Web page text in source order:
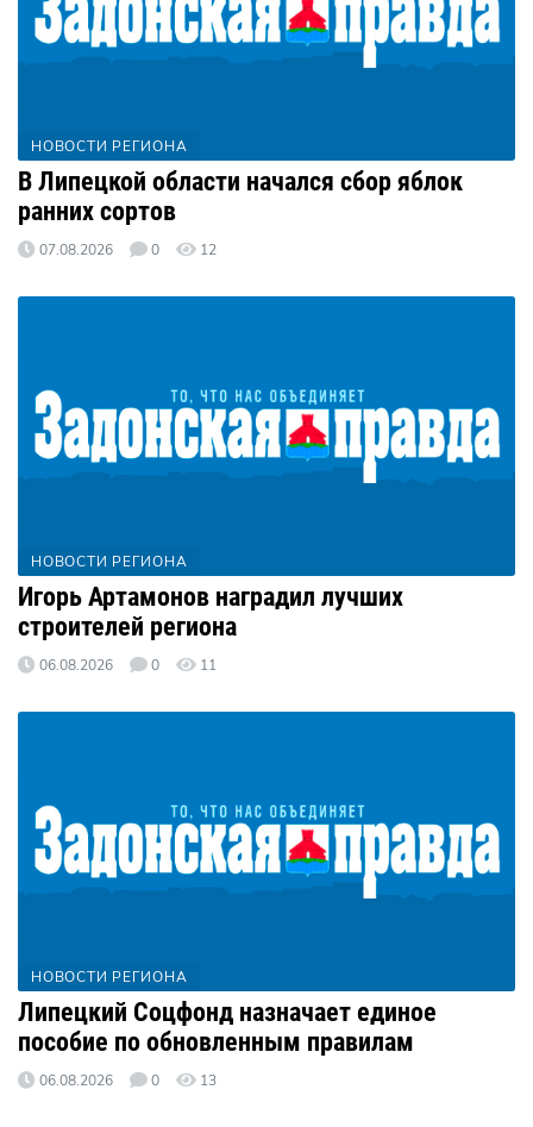
НОВОСТИ РЕГИОНА
В Липецкой области начался сбор яблок
ранних сортов
07.08.2026 0 12
НОВОСТИ РЕГИОНА
Игорь Артамонов наградил лучших
строителей региона
06.08.2026 0 11
НОВОСТИ РЕГИОНА
Липецкий Соцфонд назначает единое
пособие по обновленным правилам
06.08.2026 0 13